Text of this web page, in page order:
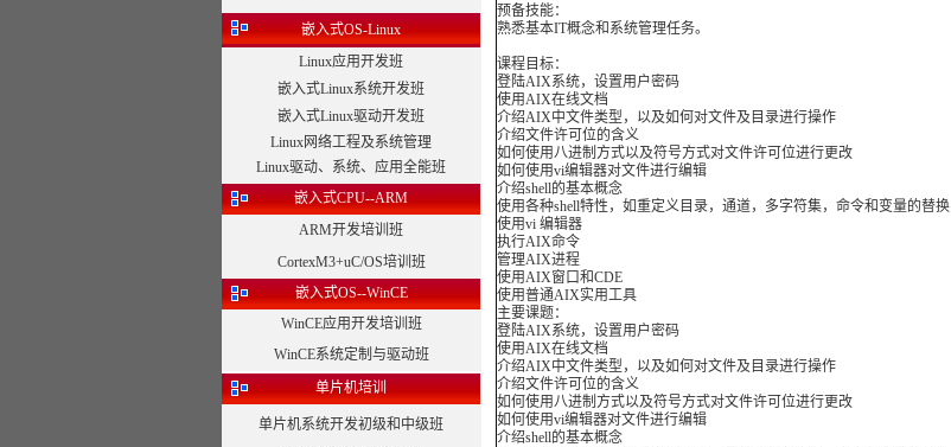
嵌入式OS-Linux
Linux应用开发班
嵌入式Linux系统开发班
嵌入式Linux驱动开发班
Linux网络工程及系统管理
Linux驱动、系统、应用全能班
嵌入式CPU--ARM
ARM开发培训班
CortexM3+uC/OS培训班
嵌入式OS--WinCE
WinCE应用开发培训班
WinCE系统定制与驱动班
单片机培训
单片机系统开发初级和中级班
预备技能：
熟悉基本IT概念和系统管理任务。
课程目标：
登陆AIX系统，设置用户密码
使用AIX在线文档
介绍AIX中文件类型，以及如何对文件及目录进行操作
介绍文件许可位的含义
如何使用八进制方式以及符号方式对文件许可位进行更改
如何使用vi编辑器对文件进行编辑
介绍shell的基本概念
使用各种shell特性，如重定义目录，通道，多字符集，命令和变量的替换
使用vi 编辑器
执行AIX命令
管理AIX进程
使用AIX窗口和CDE
使用普通AIX实用工具
主要课题：
登陆AIX系统，设置用户密码
使用AIX在线文档
介绍AIX中文件类型，以及如何对文件及目录进行操作
介绍文件许可位的含义
如何使用八进制方式以及符号方式对文件许可位进行更改
如何使用vi编辑器对文件进行编辑
介绍shell的基本概念